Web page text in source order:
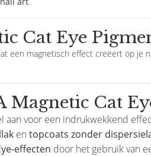
Cat Eye
een magnetisch effect creëert op
Magnetic Cat
aan voor een indrukwekkend
en topcoats zonder
effecten door het gebruik van